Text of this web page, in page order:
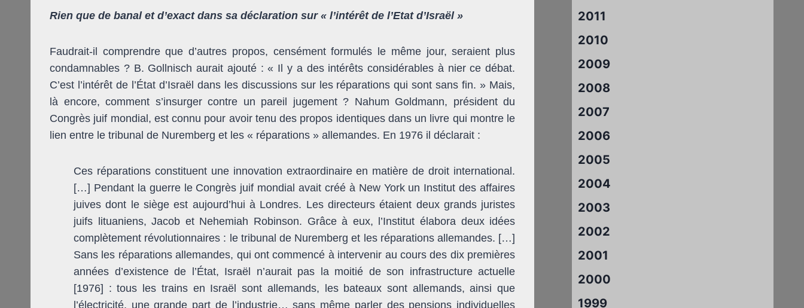
Rien que de banal et d’exact dans sa déclaration sur « l’intérêt de l’Etat d’Israël »
Faudrait-il comprendre que d’autres propos, censément formulés le même jour, seraient plus
condamnables ? B. Gollnisch aurait ajouté : « Il y a des intérêts considérables à nier ce débat.
C’est l’intérêt de l’État d’Israël dans les discussions sur les réparations qui sont sans fin. » Mais,
là encore, comment s’insurger contre un pareil jugement ? Nahum Goldmann, président du
Congrès juif mondial, est connu pour avoir tenu des propos identiques dans un livre qui montre le
lien entre le tribunal de Nuremberg et les « réparations » allemandes. En 1976 il déclarait :
Ces réparations constituent une innovation extraordinaire en matière de droit international.
[…] Pendant la guerre le Congrès juif mondial avait créé à New York un Institut des affaires
juives dont le siège est aujourd’hui à Londres. Les directeurs étaient deux grands juristes
juifs lituaniens, Jacob et Nehemiah Robinson. Grâce à eux, l’Institut élabora deux idées
complètement révolutionnaires : le tribunal de Nuremberg et les réparations allemandes. […]
Sans les réparations allemandes, qui ont commencé à intervenir au cours des dix premières
années d’existence de l’État, Israël n’aurait pas la moitié de son infrastructure actuelle
[1976] : tous les trains en Israël sont allemands, les bateaux sont allemands, ainsi que
l’électricité, une grande part de l’industrie… sans même parler des pensions individuelles
2011
2010
2009
2008
2007
2006
2005
2004
2003
2002
2001
2000
1999